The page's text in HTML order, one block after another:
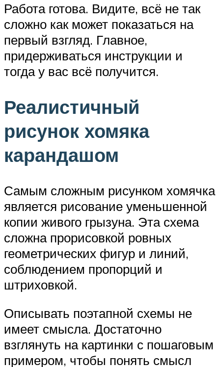
Работа готова. Видите, всё не так
сложно как может показаться на
первый взгляд. Главное,
придерживаться инструкции и
тогда у вас всё получится.
Реалистичный
рисунок хомяка
карандашом
Самым сложным рисунком хомячка
является рисование уменьшенной
копии живого грызуна. Эта схема
сложна прорисовкой ровных
геометрических фигур и линий,
соблюдением пропорций и
штриховкой.
Описывать поэтапной схемы не
имеет смысла. Достаточно
взглянуть на картинки с пошаговым
примером, чтобы понять смысл